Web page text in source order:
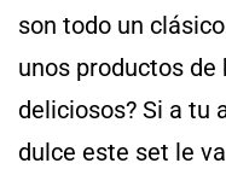
son todo un
unos productos de
deliciosos? Si a tu
dulce este set le